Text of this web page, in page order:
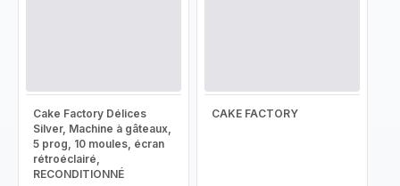
Cake Factory Délices
Silver, Machine à gâteaux,
5 prog, 10 moules, écran
rétroéclairé,
RECONDITIONNÉ
CAKE FACTORY